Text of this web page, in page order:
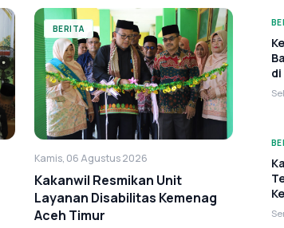
BERITA
Kamis, 06 Agustus 2026
Kakanwil Resmikan Unit
Layanan Disabilitas Kemenag
Aceh Timur
di